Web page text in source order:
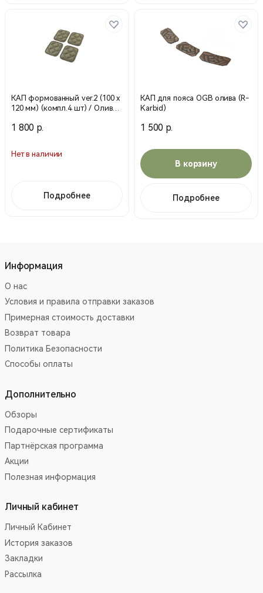
КАП формованный ver.2 (100 х
120 мм) (компл.4 шт) / Олива /
1 800 р.
Нет в наличии
Подробнее
КАП для пояса OGB олива (R-
Karbid)
1 500 р.
В корзину
Подробнее
Информация
О нас
Условия и правила отправки заказов
Примерная стоимость доставки
Возврат товара
Политика Безопасности
Способы оплаты
Дополнительно
Обзоры
Подарочные сертификаты
Партнёрская программа
Акции
Полезная информация
Личный кабинет
Личный Кабинет
История заказов
Закладки
Рассылка